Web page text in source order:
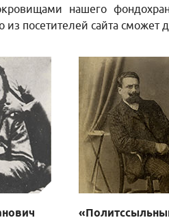
нашего
из посетителей сайта сможет